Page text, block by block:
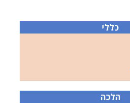
כללי
הלכה